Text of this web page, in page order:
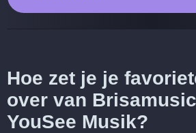
Hoe zet je je
over van
YouSee Musik?